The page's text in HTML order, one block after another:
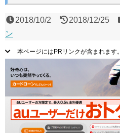
2018/10/2 2018/12/25
ン
本ページにはPRリンクが含まれます。